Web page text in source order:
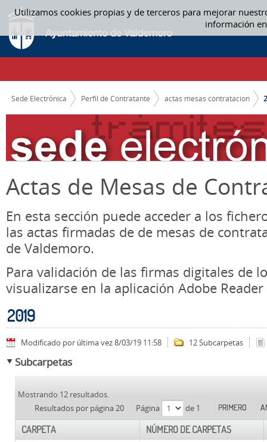
Utilizamos cookies propias y de terceros para mejorar
información
Saltar al contenido
2019 - ACTAS MESAS CONTRATACION
CAMINO DE MIGAS
Sede Electrónica Perfil de Contratante actas mesas contratacion
Actas de Mesas de
En esta sección puede acceder a los
las actas firmadas de de mesas de
de Valdemoro.
Para validación de las firmas digitales de
visualizarse en la aplicación Adobe Reader
2019
Modificado por última vez 8/03/19 11:58 12 Subcarpetas
Subcarpetas
Mostrando 12 resultados.
Resultados por página 20
Página de 1 PRIMERO
CARPETA NÚMERO DE CARPETAS